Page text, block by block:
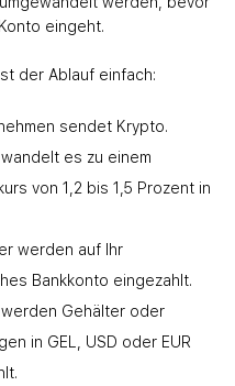
eingeht.
der Ablauf einfach:
sendet Krypto.
es zu einem
von 1,2 bis 1,5 Prozent in
werden auf Ihr
Bankkonto eingezahlt.
Gehälter oder
in GEL, USD oder EUR